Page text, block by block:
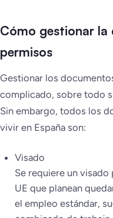
Cómo gestionar
permisos
Gestionar los
complicado, sobre todo
Sin embargo, todos los
vivir en España son:
Visado
Se requiere un visado
UE que planean
el empleo estándar,